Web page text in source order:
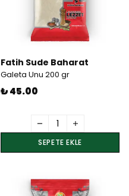
Fatih Sude Baharat
Galeta Unu 200 gr
₺ 45.00
SEPETE EKLE